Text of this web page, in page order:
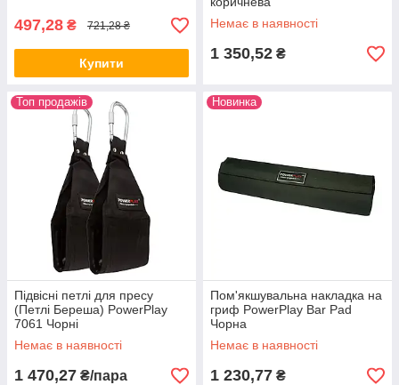
497,28 ₴ 721,28 ₴
Купити
Немає в наявності
1 350,52 ₴
Топ продажів
Підвісні петлі для пресу
(Петлі Береша) PowerPlay
7061 Чорні
Немає в наявності
1 470,27 ₴/пара
Новинка
Пом'якшувальна накладка на
гриф PowerPlay Bar Pad
Чорна
Немає в наявності
1 230,77 ₴